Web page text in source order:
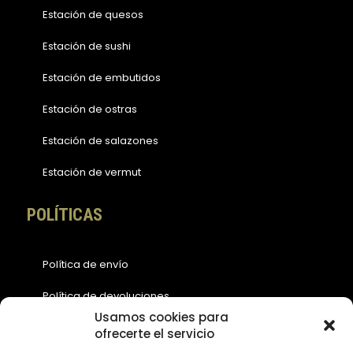
Usamos cookies para
ofrecerte el servicio
Estación de quesos
Estación de sushi
Estación de embutidos
Estación de ostras
Estación de salazones
Estación de vermut
POLÍTICAS
Política de envío
Política de devoluciones
Política de cookies (EU)